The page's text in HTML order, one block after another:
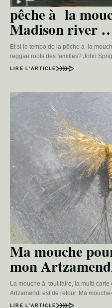
pêche à la
Madison river
Et si le tempo de la pêche à la
reggae roots des familles? John
LIRE L’ARTICLE
Ma mouche
mon
La mouche à tout faire, la multi-carte
Artzamendi est de retour. Ma
LIRE L’ARTICLE